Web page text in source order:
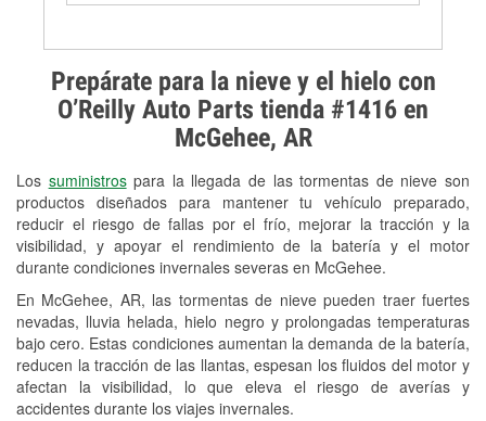
Prepárate para la nieve y el hielo con
O’Reilly Auto Parts tienda #1416 en
McGehee, AR
Los suministrospara la llegada de las tormentas de nieve son
productos diseñados para mantener tu vehículo preparado,
reducir el riesgo de fallas por el frío, mejorar la tracción y la
visibilidad, y apoyar el rendimiento de la batería y el motor
durante condiciones invernales severas en McGehee.
En McGehee, AR, las tormentas de nieve pueden traer fuertes
nevadas, lluvia helada, hielo negro y prolongadas temperaturas
bajo cero. Estas condiciones aumentan la demanda de la batería,
reducen la tracción de las llantas, espesan los fluidos del motor y
afectan la visibilidad, lo que eleva el riesgo de averías y
accidentes durante los viajes invernales.
Prueba de alternadores y
arrancadores
Revisión de la luz "Check Engine"
Reciclaje de baterías y aceite
Instalación de bombillas de faros
Instalación de limpiaparabrisas
Programa de Préstamo de
Herramientas
Rectificación de tambores y discos de
freno